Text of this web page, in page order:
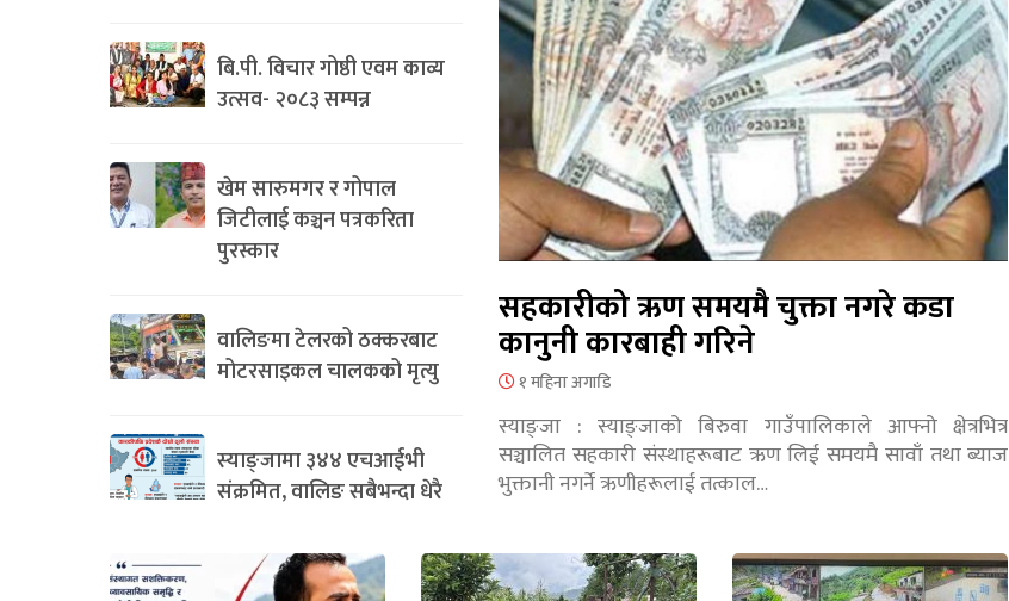
बि.पी. विचार गोष्ठी एवम काव्य
उत्सव- २०८३ सम्पन्न
खेम सारुमगर र गोपाल
जिटीलाई कञ्चन पत्रकरिता
पुरस्कार
वालिङमा टेलरको ठक्करबाट
मोटरसाइकल चालकको मृत्यु
स्याङ्जामा ३४४ एचआईभी
संक्रमित, वालिङ सबैभन्दा धेरै
सहकारीको ऋण समयमै चुक्ता नगरे कडा
कानुनी कारबाही गरिने
१ महिना अगाडि
स्याङ्जा : स्याङ्जाको बिरुवा गाउँपालिकाले आफ्नो क्षेत्रभित्र
सञ्चालित सहकारी संस्थाहरूबाट ऋण लिई समयमै सावाँ तथा ब्याज
भुक्तानी नगर्ने ऋणीहरूलाई तत्काल…